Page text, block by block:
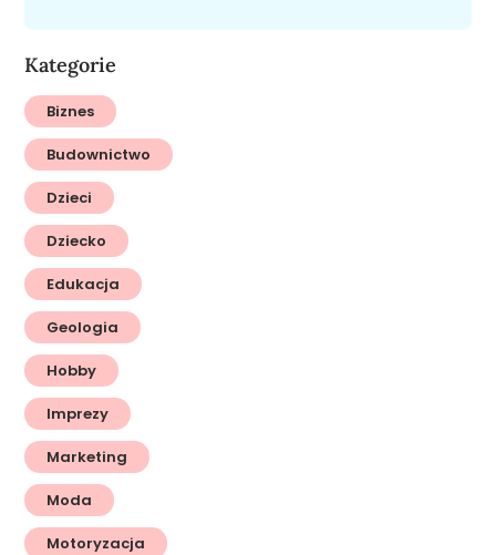
Kategorie
Biznes
Budownictwo
Dzieci
Dziecko
Edukacja
Geologia
Hobby
Imprezy
Marketing
Moda
Motoryzacja